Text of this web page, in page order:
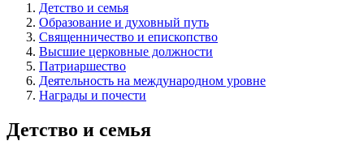
Детство и семья
Образование и духовный путь
Священничество и епископство
Высшие церковные должности
Патриаршество
Деятельность на международном уровне
Награды и почести
Детство и семья